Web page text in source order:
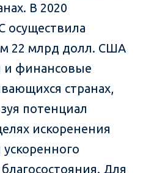
В 2020
осуществила
22 млрд долл. США
и финансовые
странах,
потенциал
искоренения
Для